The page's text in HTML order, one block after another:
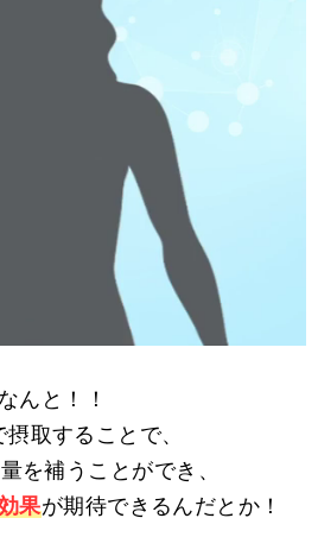
なんと！！
取することで、
を補うことができ、
果が期待できるんだとか！